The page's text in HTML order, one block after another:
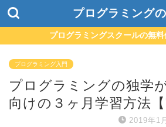
プログラミング
プログラミングスクールの無
プログラミング入門
プログラミングの独学
向けの３ヶ月学習方法【
2019年1